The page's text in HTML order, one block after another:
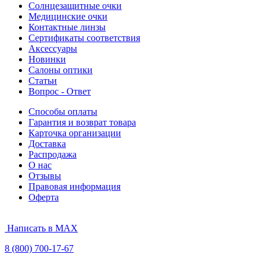
Солнцезащитные очки
Медицинские очки
Контактные линзы
Сертификаты соответствия
Аксессуары
Новинки
Салоны оптики
Статьи
Вопрос - Ответ
Способы оплаты
Гарантия и возврат товара
Карточка организации
Доставка
Распродажа
О нас
Отзывы
Правовая информация
Оферта
Написать в MAX
8 (800) 700-17-67